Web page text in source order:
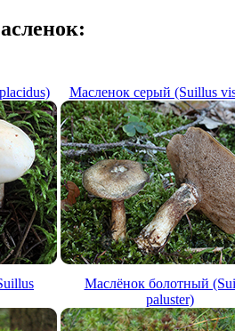
Масленок серый (Suillus
Маслёнок болотный
paluster)